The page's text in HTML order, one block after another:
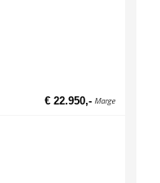
€ 22.950,- Marge